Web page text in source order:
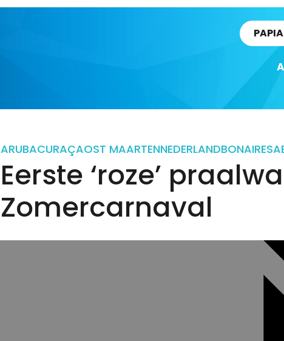
ARUBACURAÇAOST MAARTENNEDERLANDBONAIRE
Eerste ‘roze’
Zomercarnaval